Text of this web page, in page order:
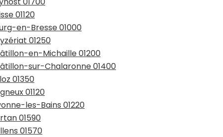
01120
en-Bresse 01000
01250
en-Michaille 01200
sur-Chalaronne 01400
01350
01120
les-Bains 01220
01590
01570